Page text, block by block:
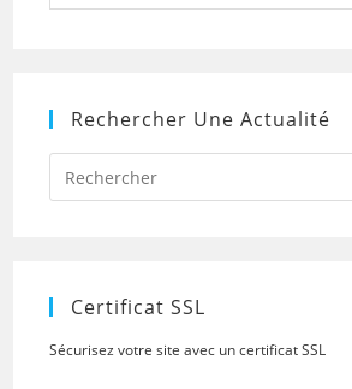
Rechercher Une Actualité
Certificat SSL
Sécurisez votre site avec un certificat SSL